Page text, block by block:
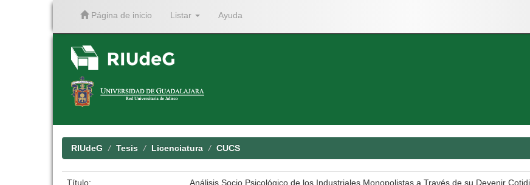
Página de inicio Listar Ayuda
RIUdeG Tesis Licenciatura CUCS
Título: Análisis Socio Psicológico de los Industriales Monopolistas a Través de su Devenir